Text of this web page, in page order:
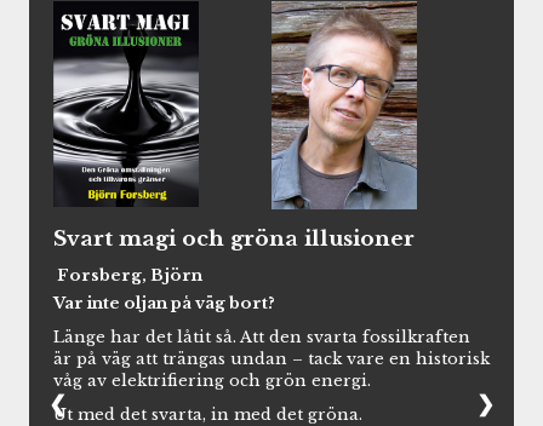
Svart magi och gröna illusioner
Forsberg, Björn
Var inte oljan på väg bort?
Länge har det låtit så. Att den svarta fossilkraften
är på väg att trängas undan – tack vare en historisk
våg av elektrifiering och grön energi.
Ut med det svarta, in med det gröna.
❮ ❯